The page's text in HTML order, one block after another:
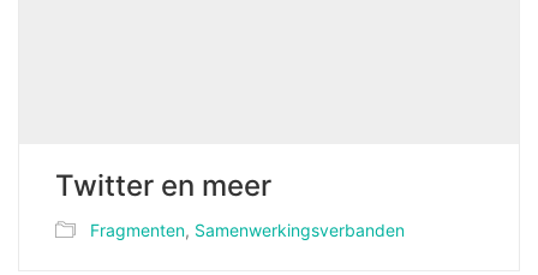
Twitter en meer
Fragmenten, Samenwerkingsverbanden